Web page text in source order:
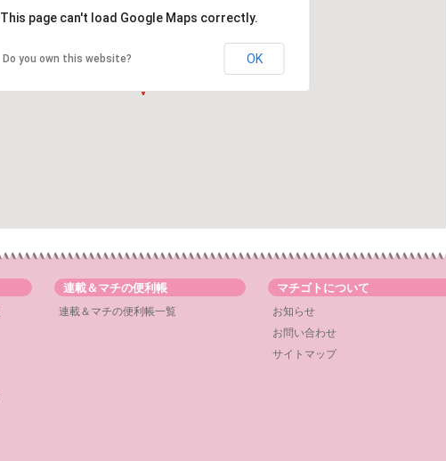
This page can't load Google Maps correctly.
Do you own this website? OK
連載＆マチの便利帳
連載＆マチの便利帳一覧
マチゴトについて
お知らせ
お問い合わせ
サイトマップ